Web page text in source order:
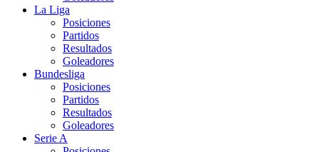
La Liga
Posiciones
Partidos
Resultados
Goleadores
Bundesliga
Posiciones
Partidos
Resultados
Goleadores
Serie A